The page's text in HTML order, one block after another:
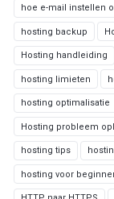
hoe e-mail instellen
hosting backup
Hosting handleiding
hosting limieten
hosting optimalisatie
Hosting probleem
hosting tips
hosting voor